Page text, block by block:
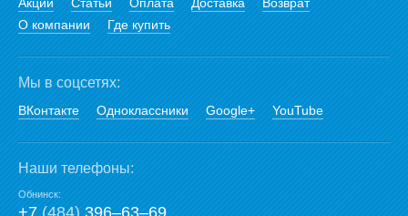
О компании
Где купить
Мы в соцсетях:
ВКонтакте Одноклассники Google+ YouTube
Наши телефоны:
Обнинск:
+7(484)396‒63‒69